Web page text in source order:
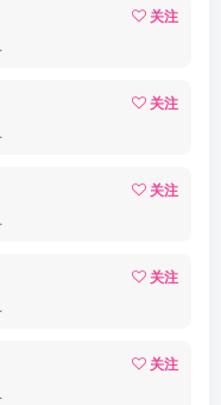
关注
关注
关注
关注
关注